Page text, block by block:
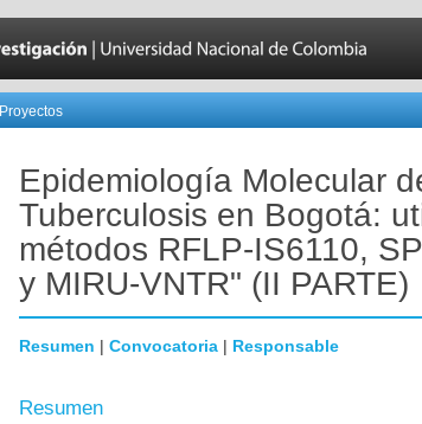
Proyectos
Epidemiología Molecular
Tuberculosis en Bogotá:
métodos RFLP-IS6110,
y MIRU-VNTR" (II PARTE)
Resumen | Convocatoria | Responsable
Resumen